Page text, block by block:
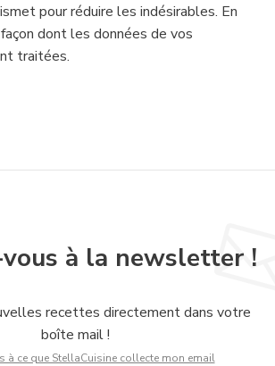
pour réduire les indésirables. En
dont les données de vos
traitées.
à la newsletter !
recettes directement dans votre
boîte mail !
à ce que StellaCuisine collecte mon email